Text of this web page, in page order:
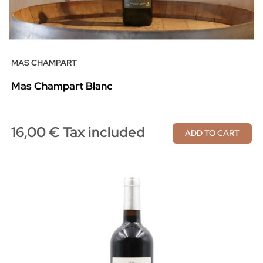
MAS CHAMPART
Mas Champart Blanc
16,00 € Tax included ADD TO CART